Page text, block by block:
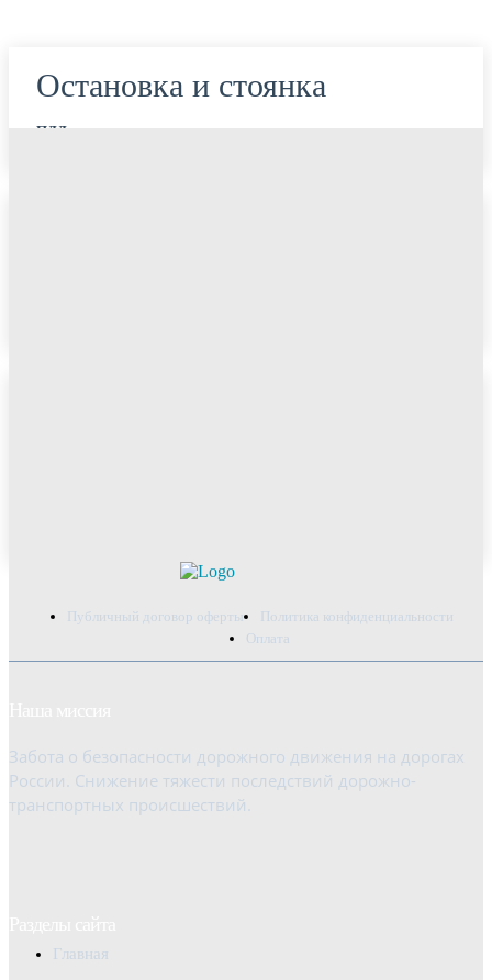
Остановка и стоянка
ПДД
Публичный договор оферты
Политика конфиденциальности
Оплата
Забота о безопасности дорожного движения на дорогах
России. Снижение тяжести последствий дорожно-
транспортных происшествий.
Главная